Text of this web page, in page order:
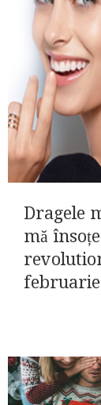
Dragele
mă